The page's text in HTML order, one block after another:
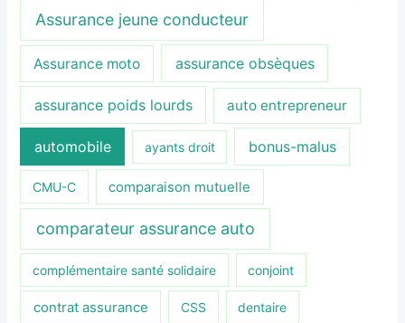
Assurance jeune conducteur
Assurance moto assurance obsèques
assurance poids lourds auto entrepreneur
automobile ayants droit bonus-malus
CMU-C comparaison mutuelle
comparateur assurance auto
complémentaire santé solidaire conjoint
contrat assurance CSS dentaire